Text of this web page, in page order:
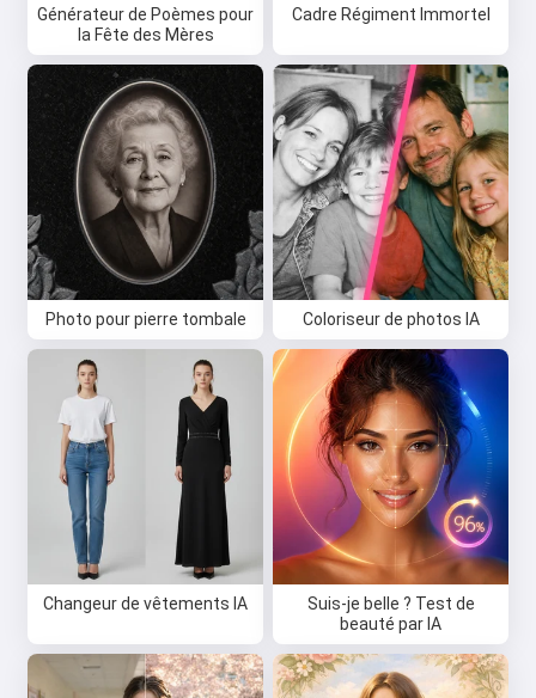
Générateur de Poèmes pour
la Fête des Mères
Cadre Régiment Immortel
Photo pour pierre tombale Coloriseur de photos IA
Changeur de vêtements IA
Suis-je belle ? Test de
beauté par IA